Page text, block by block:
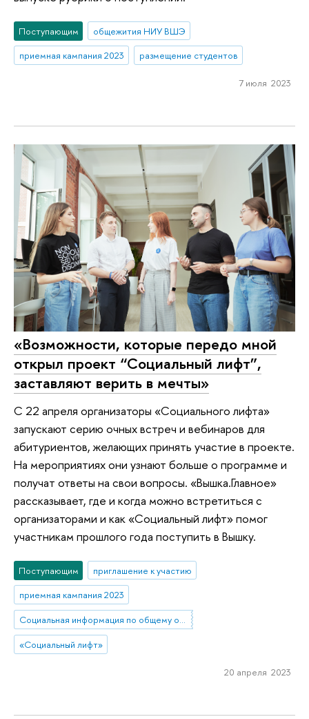
Поступающим
общежития НИУ ВШЭ
приемная кампания 2023
размещение студентов
7 июля 2023
«Возможности, которые передо мной
открыл проект “Социальный лифт”,
заставляют верить в мечты»
С 22 апреля организаторы «Социального лифта»
запускают серию очных встреч и вебинаров для
абитуриентов, желающих принять участие в проекте.
На мероприятиях они узнают больше о программе и
получат ответы на свои вопросы. «Вышка.Главное»
рассказывает, где и когда можно встретиться с
организаторами и как «Социальный лифт» помог
участникам прошлого года поступить в Вышку.
Поступающим
приглашение к участию
приемная кампания 2023
Социальная информация по общему образованию
«Социальный лифт»
20 апреля 2023